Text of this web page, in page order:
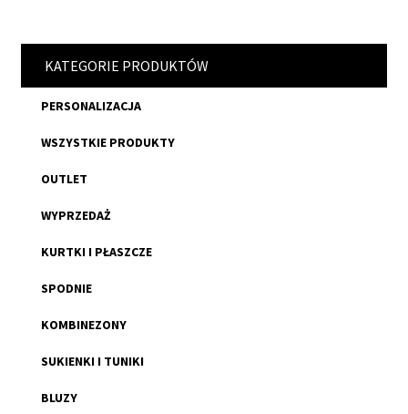
KATEGORIE PRODUKTÓW
PERSONALIZACJA
WSZYSTKIE PRODUKTY
OUTLET
WYPRZEDAŻ
KURTKI I PŁASZCZE
SPODNIE
KOMBINEZONY
SUKIENKI I TUNIKI
BLUZY